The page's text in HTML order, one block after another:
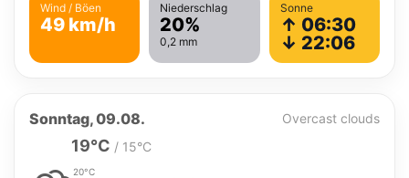
Wind / Böen
49 km/h
Niederschlag
20%
0,2 mm
Sonne
↑ 06:30
↓ 22:06
Sonntag, 09.08. Overcast clouds
19°C / 15°C
20°C